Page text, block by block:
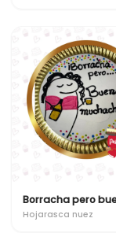
Hojarasca nuez